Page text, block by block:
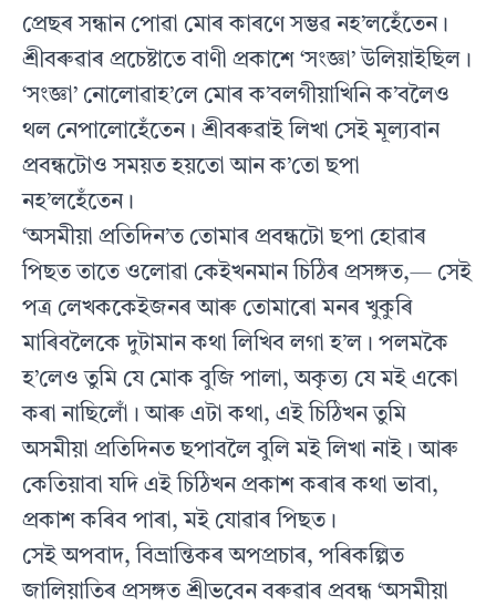
প্ৰেছৰ সন্ধান পোৱা মোৰ কাৰণে সম্ভৱ নহ’লহেঁতেন।
শ্ৰীবৰুৱাৰ প্ৰচেষ্টাতে বাণী প্ৰকাশে ‘সংজ্ঞা’ উলিয়াইছিল।
‘সংজ্ঞা’ নোলোৱাহ’লে মোৰ ক’বলগীয়াখিনি ক’বলৈও
থল নেপালোহেঁতেন। শ্ৰীবৰুৱাই লিখা সেই মূল্যবান
প্ৰবন্ধটোও সময়ত হয়তো আন ক’তো ছপা
নহ’লহেঁতেন।
‘অসমীয়া প্ৰতিদিন’ত তোমাৰ প্ৰবন্ধটো ছপা হোৱাৰ
পিছত তাতে ওলোৱা কেইখনমান চিঠিৰ প্ৰসঙ্গত,— সেই
পত্ৰ লেখককেইজনৰ আৰু তোমাৰো মনৰ খুকুৰি
মাৰিবলৈকে দুটামান কথা লিখিব লগা হ’ল। পলমকৈ
হ’লেও তুমি যে মোক বুজি পালা, অকৃত্য যে মই একো
কৰা নাছিলোঁ। আৰু এটা কথা, এই চিঠিখন তুমি
অসমীয়া প্ৰতিদিনত ছপাবলৈ বুলি মই লিখা নাই। আৰু
কেতিয়াবা যদি এই চিঠিখন প্ৰকাশ কৰাৰ কথা ভাবা,
প্ৰকাশ কৰিব পাৰা, মই যোৱাৰ পিছত।
সেই অপবাদ, বিভ্ৰান্তিকৰ অপপ্ৰচাৰ, পৰিকল্পিত
জালিয়াতিৰ প্ৰসঙ্গত শ্ৰীভবেন বৰুৱাৰ প্ৰবন্ধ ‘অসমীয়া